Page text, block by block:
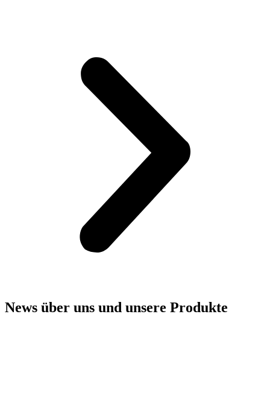
News über uns und unsere Produkte